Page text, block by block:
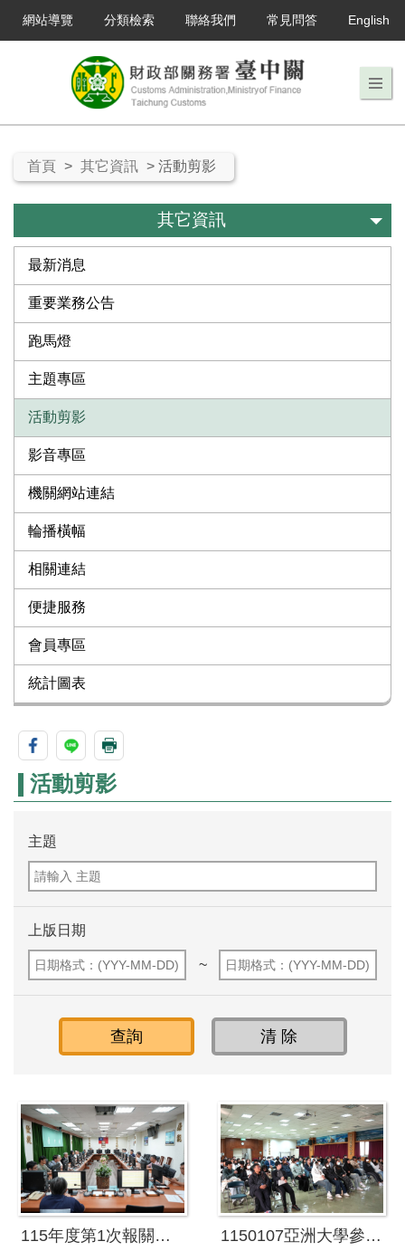
網站導覽 分類檢索 聯絡我們 常見問答 English
首頁 > 其它資訊 > 活動剪影
其它資訊
最新消息
重要業務公告
跑馬燈
主題專區
活動剪影
影音專區
機關網站連結
輪播橫幅
相關連結
便捷服務
會員專區
統計圖表
活動剪影
主題
上版日期
~
115年度第1次報關業、運輸業、貨棧業及貨櫃集散站業聯合座談會 1150107亞洲大學參訪本關